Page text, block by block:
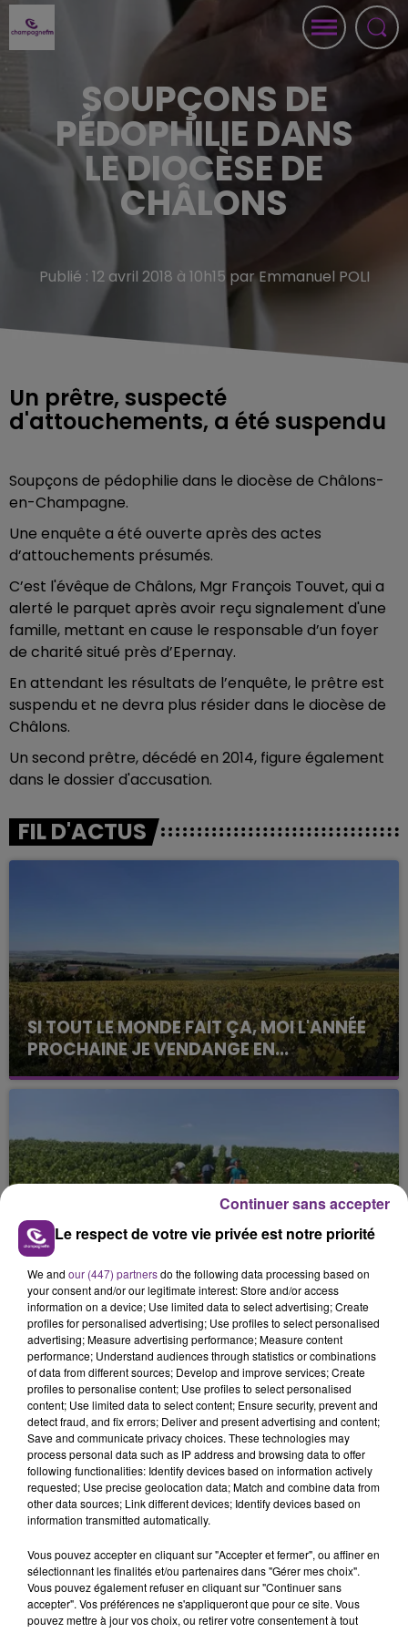
SOUPÇONS DE
PÉDOPHILIE DANS
LE DIOCÈSE DE
CHÂLONS
Publié : 12 avril 2018 à 10h15 par Emmanuel POLI
Un prêtre, suspecté
d'attouchements, a été suspendu
Soupçons de pédophilie dans le diocèse de Châlons-
en-Champagne.
Une enquête a été ouverte après des actes
d’attouchements présumés.
C’est l'évêque de Châlons, Mgr François Touvet, qui a
alerté le parquet après avoir reçu signalement d'une
famille, mettant en cause le responsable d’un foyer
de charité situé près d’Epernay.
En attendant les résultats de l’enquête, le prêtre est
suspendu et ne devra plus résider dans le diocèse de
Châlons.
Un second prêtre, décédé en 2014, figure également
dans le dossier d'accusation.
FIL D'ACTUS
SI TOUT LE MONDE FAIT ÇA, MOI L'ANNÉE
PROCHAINE JE VENDANGE EN...
La vendange en Champagne a débuté ce jeudi 6
août dans la commune de Montgueux (Aube). Du
L'INSPECTION DU TRAVAIL RAPPELLE À
L'ORDRE SUR LES CONDITIONS DE...
Alors que les dates de début des vendange 2026
s'est avéré être plus précoce que prévu,
l'inspection du Travail en profite pour rappeler
les conditions de...
TITRES DIFFUSÉS
8h11
8h11
SHAWN MENDES & CAMILA
CABELLO
8h05
8h05
CHRISTOPHE MAE
La Lune
Le respect de votre vie privée est notre priorité
We and our (447) partnersdo the following data processing based on
your consent and/or our legitimate interest: Store and/or access
information on a device; Use limited data to select advertising; Create
profiles for personalised advertising; Use profiles to select personalised
advertising; Measure advertising performance; Measure content
performance; Understand audiences through statistics or combinations
of data from different sources; Develop and improve services; Create
profiles to personalise content; Use profiles to select personalised
content; Use limited data to select content; Ensure security, prevent and
detect fraud, and fix errors; Deliver and present advertising and content;
Save and communicate privacy choices. These technologies may
process personal data such as IP address and browsing data to offer
following functionalities: Identify devices based on information actively
requested; Use precise geolocation data; Match and combine data from
other data sources; Link different devices; Identify devices based on
information transmitted automatically.
Vous pouvez accepter en cliquant sur "Accepter et fermer", ou affiner en
sélectionnant les finalités et/ou partenaires dans "Gérer mes choix".
Vous pouvez également refuser en cliquant sur "Continuer sans
accepter". Vos préférences ne s'appliqueront que pour ce site. Vous
pouvez mettre à jour vos choix, ou retirer votre consentement à tout
Continuer sans accepter